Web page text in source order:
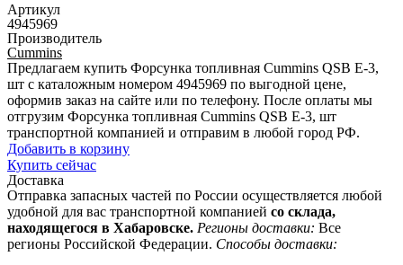
Артикул
4945969
Производитель
Cummins
Предлагаем купить Форсунка топливная Cummins QSB E-3,
шт с каталожным номером 4945969 по выгодной цене,
оформив заказ на сайте или по телефону. После оплаты мы
отгрузим Форсунка топливная Cummins QSB E-3, шт
транспортной компанией и отправим в любой город РФ.
Добавить в корзину
Купить сейчас
Доставка
Отправка запасных частей по России осуществляется любой
удобной для вас транспортной компанией со склада,
находящегося в Хабаровске. Регионы доставки: Все
регионы Российской Федерации. Способы доставки: